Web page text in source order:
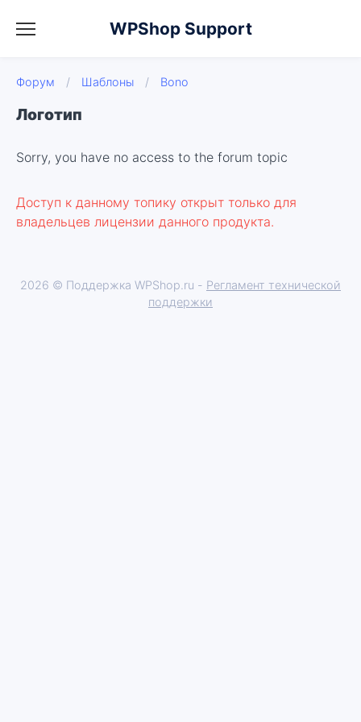
WPShop Support
Форум / Шаблоны / Bono
Логотип
Sorry, you have no access to the forum topic
Доступ к данному топику открыт только для
владельцев лицензии данного продукта.
2026 © Поддержка WPShop.ru - Регламент технической
поддержки